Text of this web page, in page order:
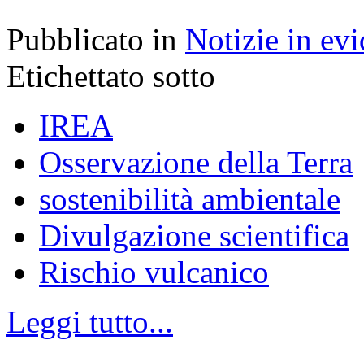
Pubblicato in Notizie in
Etichettato sotto
IREA
Osservazione della Terra
sostenibilità ambientale
Divulgazione scientifica
Rischio vulcanico
Leggi tutto...